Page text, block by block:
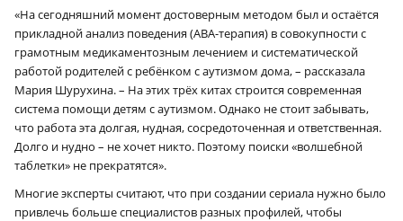
«На сегодняшний момент достоверным методом был и остаётся
прикладной анализ поведения (АВА-терапия) в совокупности с
грамотным медикаментозным лечением и систематической
работой родителей с ребёнком с аутизмом дома, – рассказала
Мария Шурухина. – На этих трёх китах строится современная
система помощи детям с аутизмом. Однако не стоит забывать,
что работа эта долгая, нудная, сосредоточенная и ответственная.
Долго и нудно – не хочет никто. Поэтому поиски «волшебной
таблетки» не прекратятся».
Многие эксперты считают, что при создании сериала нужно было
привлечь больше специалистов разных профилей, чтобы